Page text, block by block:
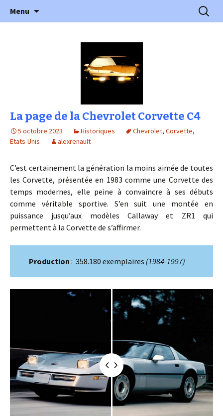
l'Automobile Ancienne
l'automobile ancienne : articles, historiques
…
Menu
La page de la Chevrolet Corvette C4
5 octobre 2023 Historiques Chevrolet, Corvette,
Etats-Unis
alexrenault
C’est certainement la génération la moins aimée de toutes
les Corvette, présentée en 1983 comme une Corvette des
temps modernes, elle peine à convaincre à ses débuts
comme véritable sportive. S’en suit une montée en
puissance jusqu’aux modèles Callaway et ZR1 qui
permettent à la Corvette de s’affirmer.
Production : 358.180 exemplaires (1984-1997)